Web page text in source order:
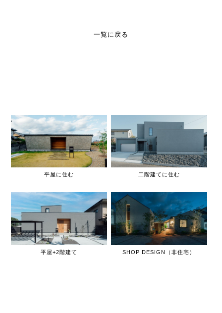
一覧に戻る
平屋に住む 二階建てに住む
平屋+2階建て SHOP DESIGN（非住宅）